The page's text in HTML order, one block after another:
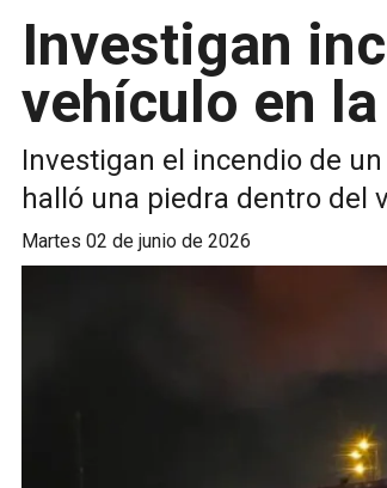
Investigan
vehículo en
Investigan el incendio de
halló una piedra dentro del
martes 02 de junio de 2026